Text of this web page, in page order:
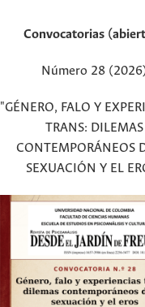
Convocatorias
Número 28
"GÉNERO, FALO Y
TRANS: DILEMAS
CONTEMPORÁNEOS
SEXUACIÓN Y EL